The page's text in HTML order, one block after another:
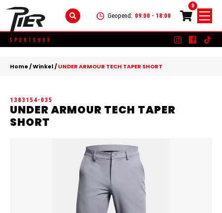
Geopend: 09:00 - 18:00
0
Skip
to
SCHOENEN
ACCESSOIRES
KLEDING
SCHOENEN
KINDEREN
KLEDING
Home/Winkel/UNDER ARMOUR TECH TAPER SHORT
1383154-035
UNDER ARMOUR TECH TAPER
SHORT